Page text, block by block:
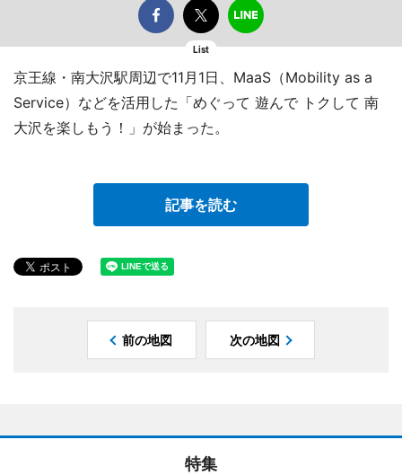
List
京王線・南大沢駅周辺で11月1日、MaaS（Mobility as a
Service）などを活用した「めぐって 遊んで トクして 南
大沢を楽しもう！」が始まった。
記事を読む
前の地図 次の地図
特集